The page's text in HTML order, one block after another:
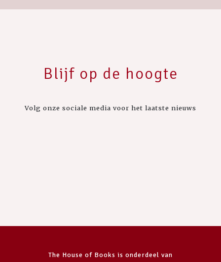
Blijf op de hoogte
Volg onze sociale media voor het laatste nieuws
The House of Books is onderdeel van